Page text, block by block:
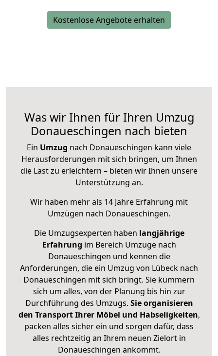
Kostenlose Angebote erhalten
Was wir Ihnen für Ihren Umzug
Donaueschingen nach bieten
Ein Umzug nach Donaueschingen kann viele
Herausforderungen mit sich bringen, um Ihnen
die Last zu erleichtern – bieten wir Ihnen unsere
Unterstützung an.
Wir haben mehr als 14 Jahre Erfahrung mit
Umzügen nach Donaueschingen.
Die Umzugsexperten haben langjährige
Erfahrung im Bereich Umzüge nach
Donaueschingen und kennen die
Anforderungen, die ein Umzug von Lübeck nach
Donaueschingen mit sich bringt. Sie kümmern
sich um alles, von der Planung bis hin zur
Durchführung des Umzugs. Sie organisieren
den Transport Ihrer Möbel und Habseligkeiten,
packen alles sicher ein und sorgen dafür, dass
alles rechtzeitig an Ihrem neuen Zielort in
Donaueschingen ankommt.